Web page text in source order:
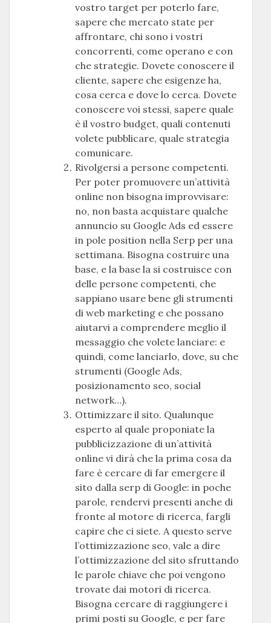
vostro target per poterlo fare,
sapere che mercato state per
affrontare, chi sono i vostri
concorrenti, come operano e con
che strategie. Dovete conoscere il
cliente, sapere che esigenze ha,
cosa cerca e dove lo cerca. Dovete
conoscere voi stessi, sapere quale
è il vostro budget, quali contenuti
volete pubblicare, quale strategia
comunicare.
Rivolgersi a persone competenti.
Per poter promuovere un’attività
online non bisogna improvvisare:
no, non basta acquistare qualche
annuncio su Google Ads ed essere
in pole position nella Serp per una
settimana. Bisogna costruire una
base, e la base la si costruisce con
delle persone competenti, che
sappiano usare bene gli strumenti
di web marketing e che possano
aiutarvi a comprendere meglio il
messaggio che volete lanciare: e
quindi, come lanciarlo, dove, su che
strumenti (Google Ads,
posizionamento seo, social
network…).
Ottimizzare il sito. Qualunque
esperto al quale proponiate la
pubblicizzazione di un’attività
online vi dirà che la prima cosa da
fare è cercare di far emergere il
sito dalla serp di Google: in poche
parole, rendervi presenti anche di
fronte al motore di ricerca, fargli
capire che ci siete. A questo serve
l’ottimizzazione seo, vale a dire
l’ottimizzazione del sito sfruttando
le parole chiave che poi vengono
trovate dai motori di ricerca.
Bisogna cercare di raggiungere i
primi posti su Google, e per fare